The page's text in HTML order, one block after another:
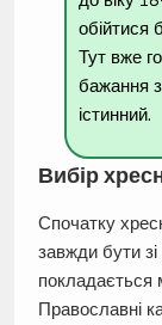
обійтися
Тут вже
бажання
істинний.
Вибір
Спочатку
завжди бути
покладається
Православні